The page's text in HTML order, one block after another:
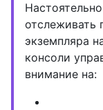
отслеживать
экземпляра
консоли
внимание на: